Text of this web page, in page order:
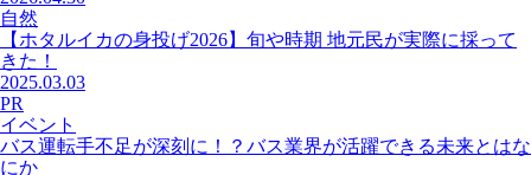
自然
【ホタルイカの身投げ2026】旬や時期 地元民が実際に採って
きた！
2025.03.03
PR
イベント
バス運転手不足が深刻に！？バス業界が活躍できる未来とはな
にか